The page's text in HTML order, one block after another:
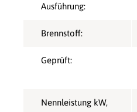
Ausführung:
Brennstoff:
Geprüft:
Nennleistung kW,